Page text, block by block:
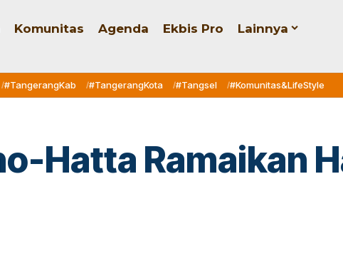
Komunitas Agenda Ekbis Pro Lainnya
#TangerangKab #TangerangKota #Tangsel #Komunitas&LifeStyle
Hatta Ramaikan